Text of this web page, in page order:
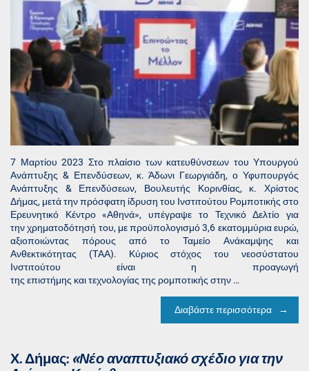
7 Μαρτίου 2023 Στο πλαίσιο των κατευθύνσεων του Υπουργού
Ανάπτυξης & Επενδύσεων, κ. Άδωνι Γεωργιάδη, ο Υφυπουργός
Ανάπτυξης & Επενδύσεων, Βουλευτής Κορινθίας, κ. Χρίστος
Δήμας, μετά την πρόσφατη ίδρυση του Ινστιτούτου Ρομποτικής στο
Ερευνητικό Κέντρο «Αθηνά», υπέγραψε το Τεχνικό Δελτίο για
την χρηματοδότησή του, με προϋπολογισμό 3,6 εκατομμύρια ευρώ,
αξιοποιώντας πόρους από το Ταμείο Ανάκαμψης και
Ανθεκτικότητας (ΤΑΑ). Κύριος στόχος του νεοσύστατου
Ινστιτούτου είναι η προαγωγή
της επιστήμης και τεχνολογίας της ρομποτικής στην …
Διαβάστε περισσότερα
Χ. Δήμας: «Νέο αναπτυξιακό σχέδιο για την